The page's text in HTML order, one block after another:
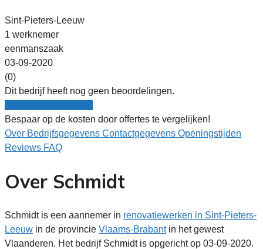
Sint-Pieters-Leeuw
1 werknemer
eenmanszaak
03-09-2020
(0)
Dit bedrijf heeft nog geen beoordelingen.
Bespaar op de kosten door offertes te vergelijken!
Over Bedrijfsgegevens Contactgegevens Openingstijden
Reviews FAQ
Over Schmidt
Schmidt is een aannemer in renovatiewerken in Sint-Pieters-
Leeuw in de provincie Vlaams-Brabantin het gewest
Vlaanderen. Het bedrijf Schmidt is opgericht op 03-09-2020.